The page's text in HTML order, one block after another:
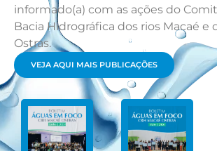
informado(a) com as ações do
Bacia Hidrográfica dos rios Macaé e
Ostras.
VEJA AQUI MAIS PUBLICAÇÕES